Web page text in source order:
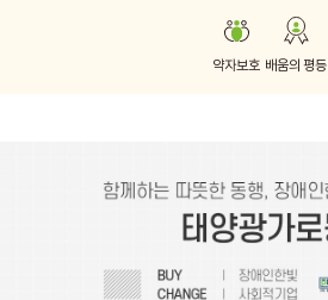
약자보호 배움의 평등